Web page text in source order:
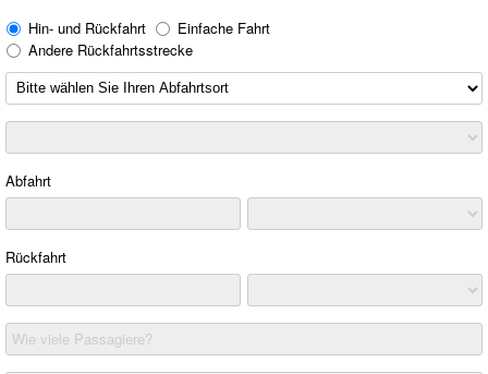
Hin- und Rückfahrt
Einfache Fahrt
Andere Rückfahrtsstrecke
Abfahrt
Rückfahrt
Wie viele Passagiere?